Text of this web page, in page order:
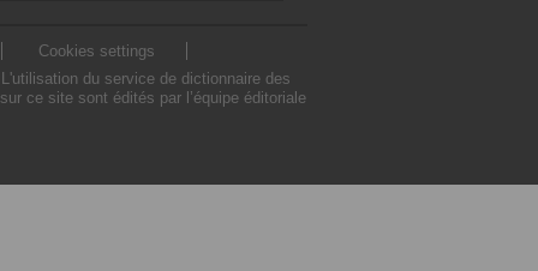
Cookies settings
du service de dictionnaire des
ce site sont édités par l’équipe éditoriale